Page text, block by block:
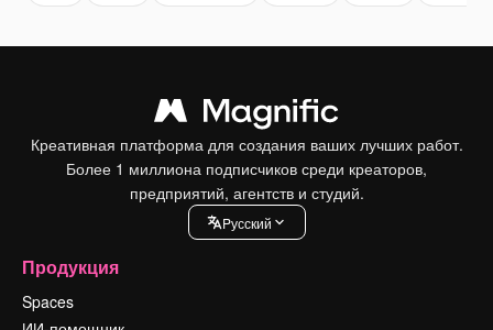
Креативная платформа для создания ваших лучших работ.
Более 1 миллиона подписчиков среди креаторов,
предприятий, агентств и студий.
Pусский
Продукция
Spaces